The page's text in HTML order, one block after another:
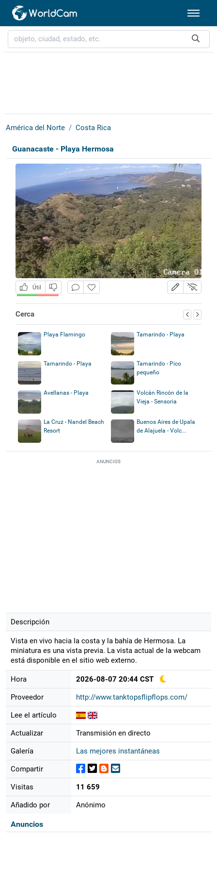
América del Norte Costa Rica
Guanacaste - Playa Hermosa
Útil
Cerca
Playa Flamingo Tamarindo - Playa
Tamarindo - Playa
Tamarindo - Pico
pequeño
Avellanas - Playa
Volcán Rincón de la
Vieja - Sensoria
La Cruz - Nandel Beach
Resort
Buenos Aires de Upala
de Alajuela - Volc...
ANUNCIOS
Descripción
Vista en vivo hacia la costa y la bahía de Hermosa. La
miniatura es una vista previa. La vista actual de la webcam
está disponible en el sitio web externo.
Hora 2026-08-07 20:44 CST
Proveedor http://www.tanktopsflipflops.com/
Lee el artículo
Actualizar Transmisión en directo
Galería Las mejores instantáneas
Compartir
Visitas 11 659
Añadido por Anónimo
Anuncios